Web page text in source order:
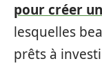
pour créer
lesquelles
prêts à